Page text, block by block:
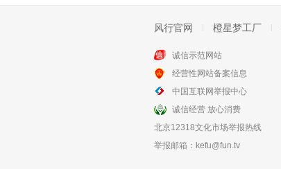
边缘行者
风行官网 橙星梦工厂
诚信示范网站
经营性网站备案信息
中国互联网举报中心
诚信经营 放心消费
北京12318文化市场举报热线
举报邮箱： kefu@fun.tv